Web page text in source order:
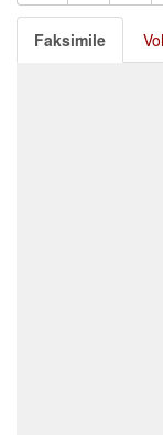
Faksimile